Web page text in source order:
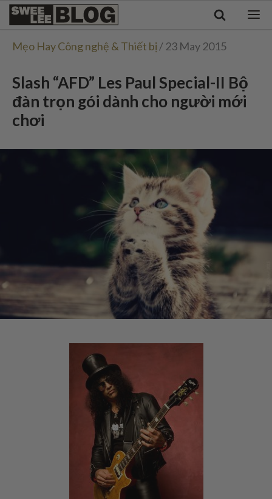
Singapore
Malaysia
Tiếng Việt
Swee
Blog
Mẹo Hay Công nghệ & Thiết bị / 23 May 2015
Slash “AFD” Les Paul Special-II Bộ
đàn trọn gói dành cho người mới
chơi